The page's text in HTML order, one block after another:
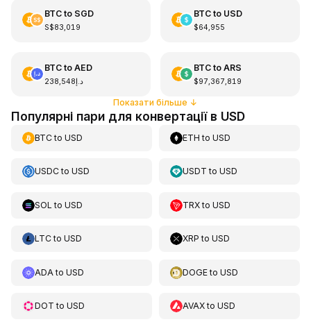
BTCto SGD
S$83,019
BTCto USD
$64,955
BTCto AED
د.إ238,548
BTCto ARS
$97,367,819
Показати більше ↓
Популярні пари для конвертації в USD
BTCto USD ETH toUSD
USDCto USD USDT toUSD
SOL to USD TRXtoUSD
LTCto USD XRP toUSD
ADA to USD DOGEtoUSD
DOT to USD AVAXtoUSD